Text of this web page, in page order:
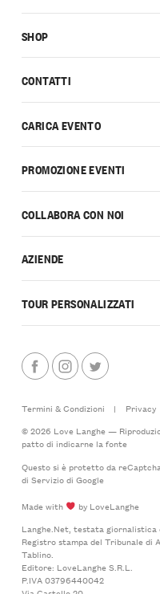
CONTATTI
CARICA EVENTO
PROMOZIONE EVENTI
COLLABORA CON NOI
AZIENDE
TOUR PERSONALIZZATI
SHOP
Termini & Condizioni |
Privacy
© 2026 Love Langhe —
patto di indicarne la fonte
Questo si è protetto da
di Serviziodi Google
Made with
by LoveLanghe
Langhe.Net, testata giornalistica
Registro stampa del Tribunale
Tablino.
Editore: LoveLanghe S.R.L.
P.IVA 03796440042